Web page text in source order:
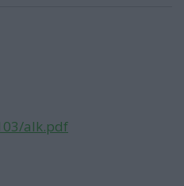
alk.pdf